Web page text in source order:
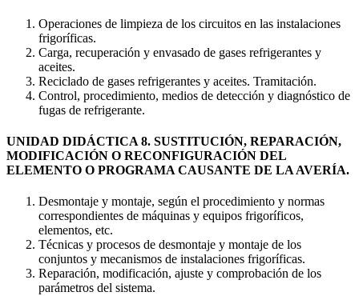
Operaciones de limpieza de los circuitos en las instalaciones
frigoríficas.
Carga, recuperación y envasado de gases refrigerantes y
aceites.
Reciclado de gases refrigerantes y aceites. Tramitación.
Control, procedimiento, medios de detección y diagnóstico de
fugas de refrigerante.
UNIDAD DIDÁCTICA 8. SUSTITUCIÓN, REPARACIÓN,
MODIFICACIÓN O RECONFIGURACIÓN DEL
ELEMENTO O PROGRAMA CAUSANTE DE LA AVERÍA.
Desmontaje y montaje, según el procedimiento y normas
correspondientes de máquinas y equipos frigoríficos,
elementos, etc.
Técnicas y procesos de desmontaje y montaje de los
conjuntos y mecanismos de instalaciones frigoríficas.
Reparación, modificación, ajuste y comprobación de los
parámetros del sistema.